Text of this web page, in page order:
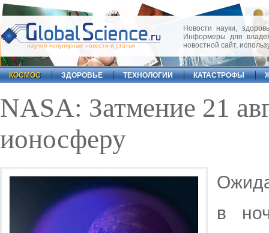
научно-популярные новости и статьи
Новости науки,
Информеры для
новостной сайт,
КОСМОС ЗДОРОВЬЕ ТЕХНОЛОГИИ КАТАСТРОФЫ
NASA: Затмение 21
ионосферу
в